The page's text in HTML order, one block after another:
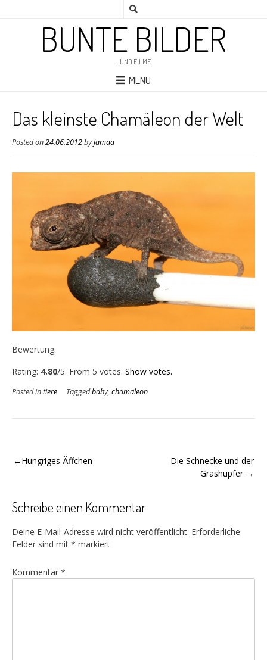
BUNTE BILDER
…UND FILME
MENU
Das kleinste Chamäleon der Welt
Posted on24.06.2012byjamaa
Bewertung:
Rate this item:
Submit Rating
Rating: 4.80/5. From 5 votes. Show votes.
Posted intiere Taggedbaby, chamäleon
Beitragsnavigation
Die Schnecke und der
Grashüpfer
Hungriges Äffchen
Schreibe einen Kommentar
Deine E-Mail-Adresse wird nicht veröffentlicht. Erforderliche
Felder sind mit * markiert
Kommentar *